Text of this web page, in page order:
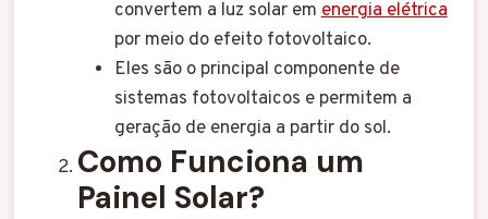
convertem a luz solar emenergia elétrica
por meio do efeito fotovoltaico.
Eles são o principal componente de
sistemas fotovoltaicos e permitem a
geração de energia a partir do sol.
Como Funciona um
Painel Solar?